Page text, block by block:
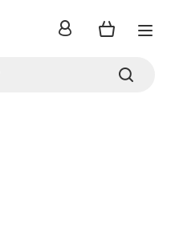
inloggen